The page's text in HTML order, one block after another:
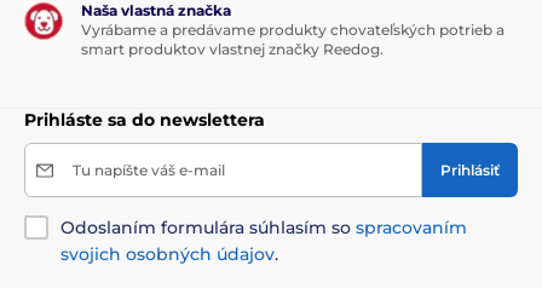
Naša vlastná značka
Vyrábame a predávame produkty chovateľských potrieb a
smart produktov vlastnej značky Reedog.
Prihláste sa do newslettera
Tu napíšte váš e-mail Prihlásiť
Odoslaním formulára súhlasím so spracovaním
svojich osobných údajov.